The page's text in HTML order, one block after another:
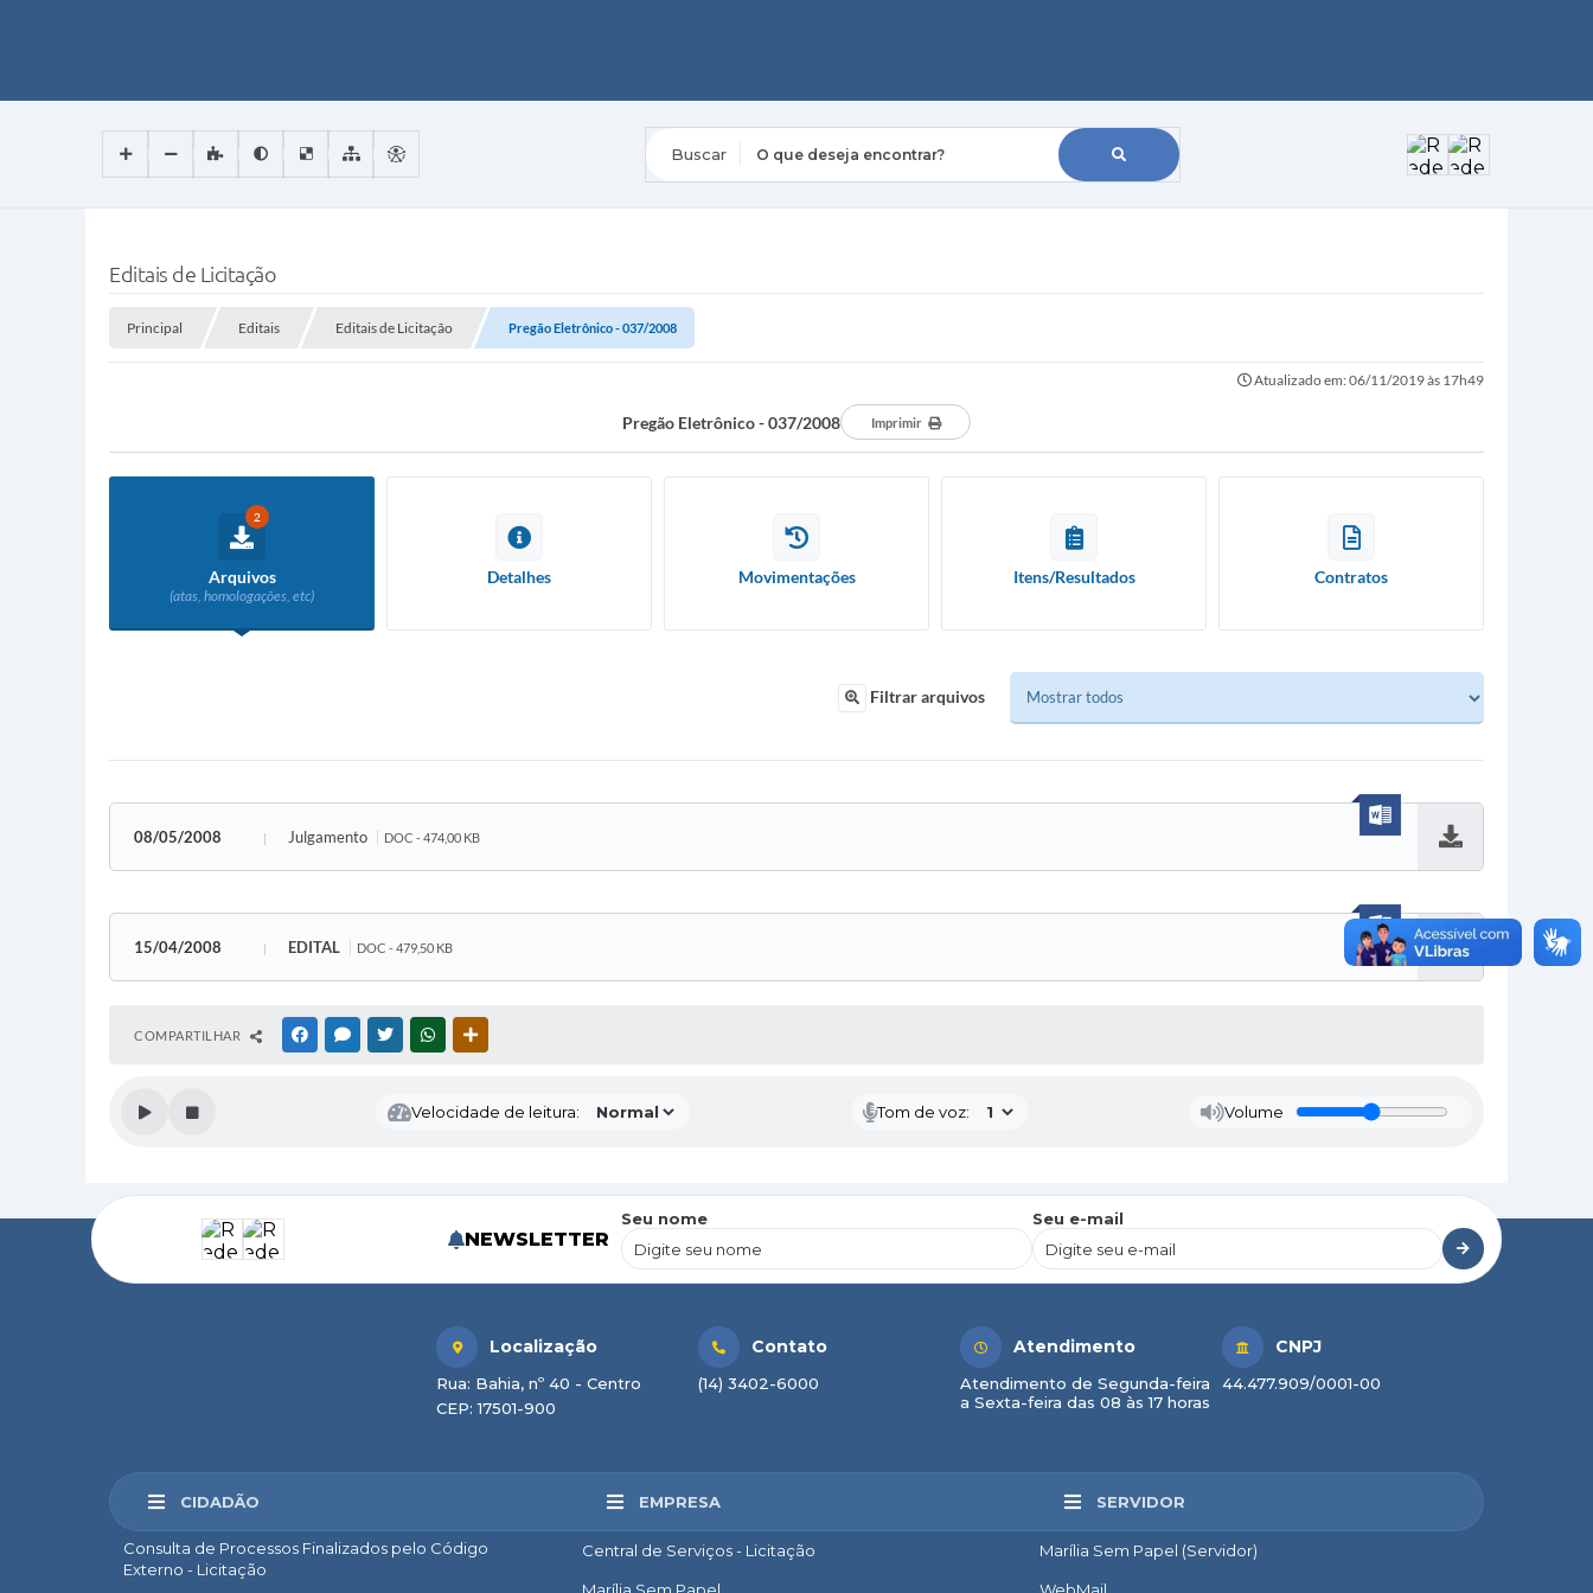
Editais de Licitação
Principal Editais Editais de Licitação Pregão Eletrônico - 037/2008
Atualizado em: 06/11/2019 às 17h49
Pregão Eletrônico - 037/2008 Imprimir
2
Arquivos
(atas, homologações, etc)
Detalhes Movimentações Itens/Resultados Contratos
Filtrar arquivos
08/05/2008 Julgamento DOC - 474,00 KB
15/04/2008 EDITAL DOC - 479,50 KB
Baixar
COMPARTILHAR FACEBOOKMESSENGER
TWITTERWHATSAPP
Velocidade de leitura: Tom de voz: Volume
NEWSLETTER
Seu nome Seu e-mail
CIDADÃO
Consulta de Processos Finalizados pelo Código
Externo - Licitação
EMPRESA
Central de Serviços - Licitação
SERVIDOR
Marília Sem Papel (Servidor)
Localização
Rua: Bahia, nº 40 - Centro
CEP: 17501-900
Contato
(14) 3402-6000
Atendimento
Atendimento de Segunda-feira
a Sexta-feira das 08 às 17 horas
CNPJ
44.477.909/0001-00